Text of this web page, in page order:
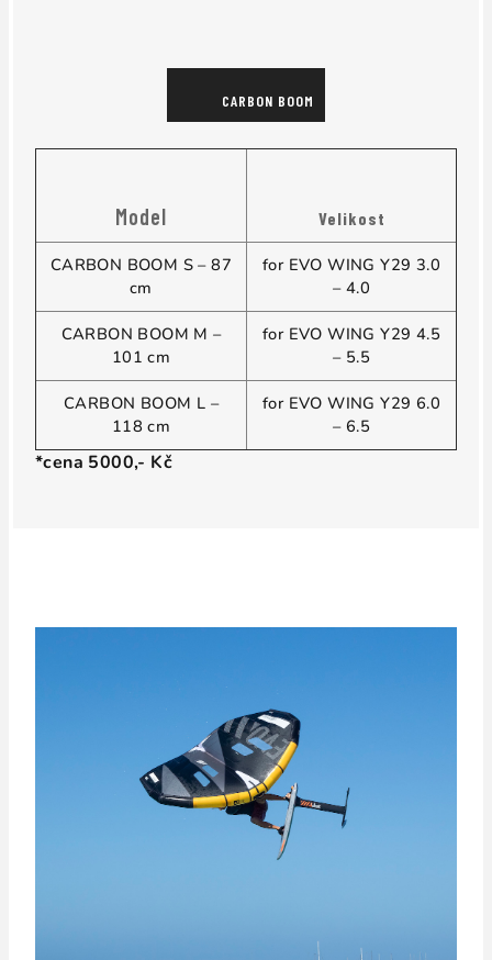
CARBON BOOM
Model Velikost
CARBON BOOM S – 87
cm
for EVO WING Y29 3.0
– 4.0
CARBON BOOM M –
101 cm
for EVO WING Y29 4.5
– 5.5
CARBON BOOM L –
118 cm
for EVO WING Y29 6.0
– 6.5
*cena 5000,- Kč